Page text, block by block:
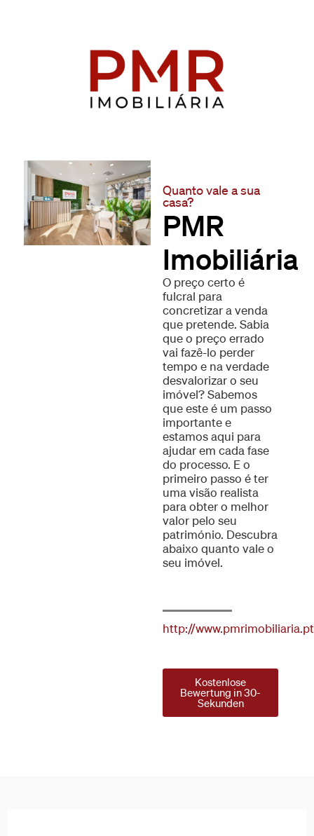
Quanto vale a sua
casa?
PMR
Imobiliária
O preço certo é
fulcral para
concretizar a venda
que pretende. Sabia
que o preço errado
vai fazê-lo perder
tempo e na verdade
desvalorizar o seu
imóvel? Sabemos
que este é um passo
importante e
estamos aqui para
ajudar em cada fase
do processo. E o
primeiro passo é ter
uma visão realista
para obter o melhor
valor pelo seu
património. Descubra
abaixo quanto vale o
seu imóvel.
http://www.pmrimobiliaria.pt
Kostenlose
Bewertung in 30-
Sekunden